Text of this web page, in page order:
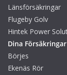
Länsförsäkringar
Flugeby Golv
Hintek Power
Dina Försäkringar
Börjes
Ekenäs Rör